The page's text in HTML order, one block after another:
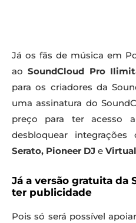
Já os fãs de música em
aoSoundCloud Pro
para os criadores da
uma assinatura do
preço para ter acesso
desbloquear
Serato, Pioneer DJ e
Já a versão gratuita da
ter publicidade
Pois só será possível